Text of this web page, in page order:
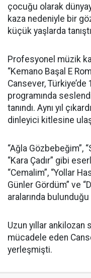
çocuğu olarak
kaza nedeniyle bir
küçük yaşlarda
Profesyonel müzik
“Kemano Başal E
Cansever, Türkiye’de
programında
tanındı. Aynı yıl
dinleyici kitlesine
“Ağla Gözbebeğim”,
“Kara Çadır” gibi
“Cemalim”, “Yollar
Günler Gördüm” ve
aralarında bulunduğu
Uzun yıllar ankilozan
mücadele eden
yerleşmişti.